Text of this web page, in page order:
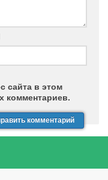
сайта в этом
комментариев.